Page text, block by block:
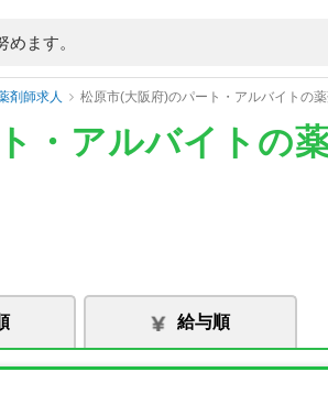
ます。
剤師求人 松原市(大阪府)のパート・アルバイトの
・アルバイトの
給与順